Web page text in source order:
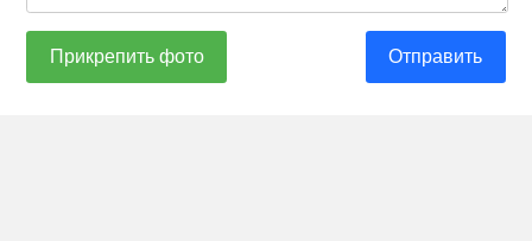
Прикрепить фото Отправить